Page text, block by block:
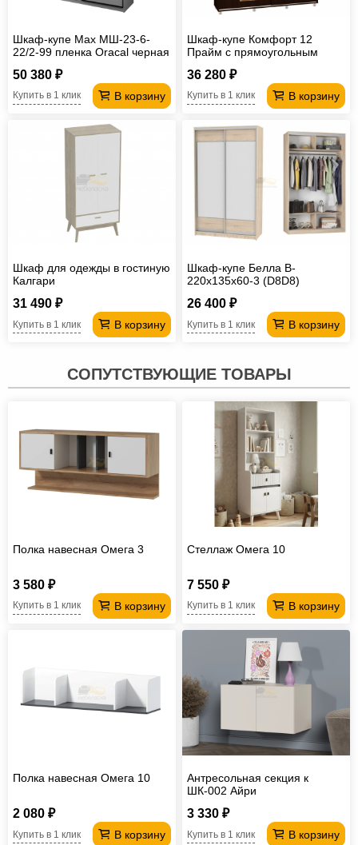
Шкаф-купе Max МШ-23-6-
22/2-99 пленка Oracal черная
50 380 ₽
В корзину
Купить в 1 клик
Шкаф-купе Комфорт 12
Прайм c прямоугольным
36 280 ₽
В корзину
Купить в 1 клик
Шкаф для одежды в гостиную
Калгари
31 490 ₽
В корзину
Купить в 1 клик
Шкаф-купе Белла B-
220х135х60-3 (D8D8)
26 400 ₽
В корзину
Купить в 1 клик
СОПУТСТВУЮЩИЕ ТОВАРЫ
Полка навесная Омега 3
3 580 ₽
В корзину
Купить в 1 клик
Стеллаж Омега 10
7 550 ₽
В корзину
Купить в 1 клик
Полка навесная Омега 10
2 080 ₽
В корзину
Купить в 1 клик
Антресольная секция к
ШК-002 Айри
3 330 ₽
В корзину
Купить в 1 клик